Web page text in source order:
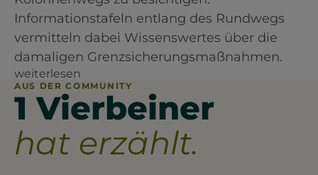
Informationstafeln entlang des Rundwegs
vermitteln dabei Wissenswertes über die
damaligen Grenzsicherungsmaßnahmen.
weiterlesen
AUS DER COMMUNITY
1 Vierbeiner
hat erzählt.